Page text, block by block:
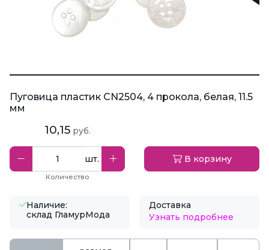
Пуговица пластик CN2504, 4 прокола, белая, 11.5
мм
10,15 руб.
шт.
Количество
В корзину
Наличие:
склад ГламурМода
Доставка
Узнать подробнее